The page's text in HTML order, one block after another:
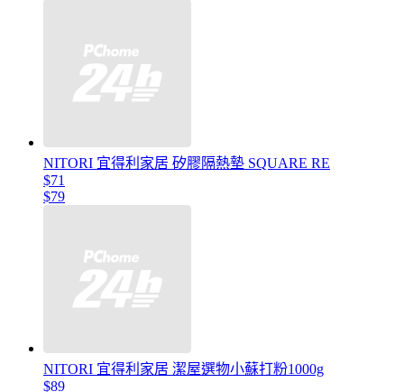
NITORI 宜得利家居 矽膠隔熱墊 SQUARE RE
$71
$79
NITORI 宜得利家居 潔屋選物小蘇打粉1000g
$89